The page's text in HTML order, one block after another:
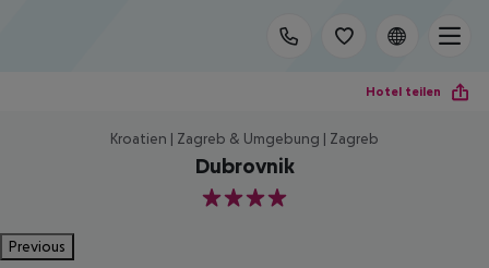
Hotel teilen
Kroatien | Zagreb & Umgebung | Zagreb
Dubrovnik
4
Previous